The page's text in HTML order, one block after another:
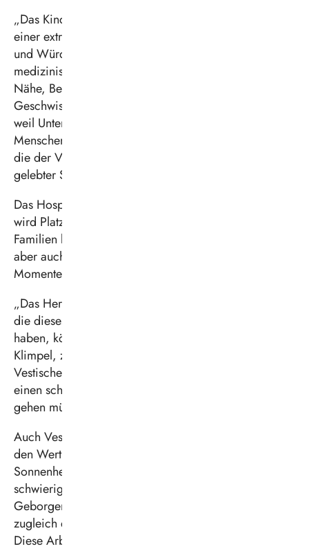
„Das Kinderhospiz Sonnenherz schenkt Familien in
einer extrem belastenden Lebenssituation Halt, Zeit
und Würde“, erklärt Schilff. „Hier geht es nicht nur um
medizinische Versorgung, sondern um menschliche
Nähe, Begleitung und Entlastung für Kinder, Eltern und
Geschwister. Dieses wichtige Angebot ist nur möglich,
weil Unternehmen, Vereine und viele engagierte
Menschen Verantwortung übernehmen. Spenden wie
die der Vestischen sind deshalb ein starkes Zeichen
gelebter Solidarität.“
Das Hospiz Sonnenherz soll Ende 2026 eröffnen. Es
wird Platz für neun schwerkranke Kinder und ihre
Familien bieten und ihnen Raum geben für Trauer,
aber auch für Erinnerungen, für gemeinsame
Momente und kostbare Augenblicke des Glücks.
„Das Herzblut und die Hartnäckigkeit der Menschen,
die dieses Projekt gemeinsam ins Leben gerufen
haben, können wir nur bewundern“, sagt Landrat Bodo
Klimpel, zugleich Aufsichtsratsvorsitzender der
Vestischen. „Die Vestische hilft dabei, dass Familien
einen schweren und belastenden Weg nicht allein
gehen müssen. Dafür bin ich überaus dankbar.“
Auch Vestische-Geschäftsführer Michael Feller betont
den Wert menschlicher Nähe: „Das Hospiz
Sonnenherz wird Menschen in einer enorm
schwierigen Situation helfen, selbstbestimmt
Geborgenheit und Frieden zu finden, und bietet
zugleich eine optimale medizinische Versorgung.
Diese Arbeit verdient unseren allergrößten Respekt.“